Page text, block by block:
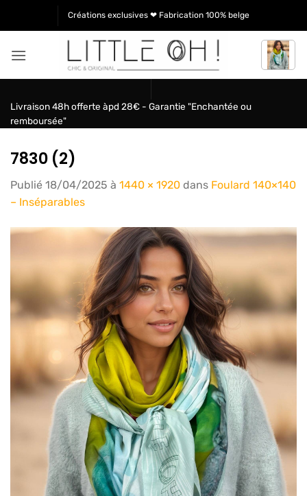
Créations exclusives ❤ Fabrication 100% belge
Livraison 48h offerte àpd 28€ - Garantie "Enchantée ou
remboursée"
7830 (2)
Publié 18/04/2025 à 1440 × 1920 dans Foulard 140×140
– Inséparables